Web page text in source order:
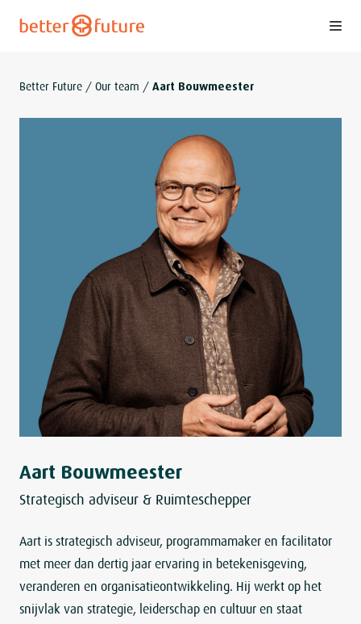
Better Future / Our team / Aart Bouwmeester
Aart Bouwmeester
Strategisch adviseur & Ruimteschepper
Aart is strategisch adviseur, programmamaker en facilitator
met meer dan dertig jaar ervaring in betekenisgeving,
veranderen en organisatieontwikkeling. Hij werkt op het
snijvlak van strategie, leiderschap en cultuur en staat